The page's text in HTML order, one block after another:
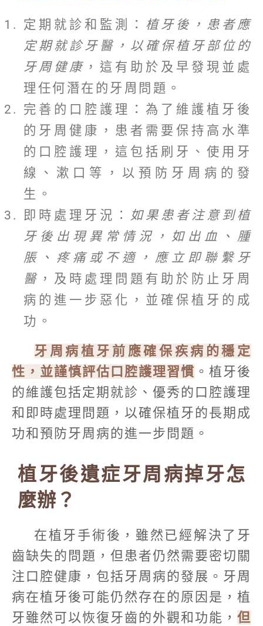
定期就診和監測： 植牙後，患者應
定期就診牙醫，以確保植牙部位的
牙周健康 ，這有助於及早發現並處
理任何潛在的牙周問題。
完善的口腔護理：為了維護植牙後
的牙周健康，患者需要保持高水準
的口腔護理，這包括刷牙、使用牙
線、漱口等，以預防牙周病的發
生。
即時處理牙況： 如果患者注意到植
牙後出現異常情況，如出血、腫
脹、疼痛或不適，應立即聯繫牙
醫 ，及時處理問題有助於防止牙周
病的進一步惡化，並確保植牙的成
功。
牙周病植牙前應確保疾病的穩定
性，並謹慎評估口腔護理習慣 。植牙後
的維護包括定期就診、優秀的口腔護理
和即時處理問題，以確保植牙的長期成
功和預防牙周病的進一步問題。
植牙後遺症牙周病掉牙怎
麼辦？
在植牙手術後，雖然已經解決了牙
齒缺失的問題，但患者仍然需要密切關
注口腔健康，包括牙周病的發展。牙周
病在植牙後可能仍然存在的原因是，植
牙雖然可以恢復牙齒的外觀和功能， 但